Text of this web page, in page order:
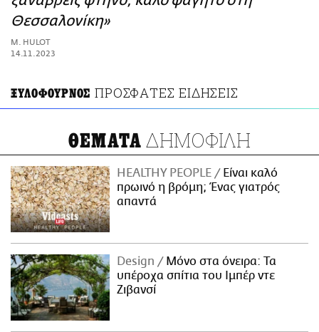
ΑΜΠΑ
PRINT
Θεσσαλονίκη»
M. HULOT
14.11.2023
ΞΥΛΟΦΟΥΡΝΟΣ ΠΡΟΣΦΑΤΕΣ ΕΙΔΗΣΕΙΣ
ΘΕΜΑΤΑ ΔΗΜΟΦΙΛΗ
HEALTHY PEOPLE
Είναι καλό
πρωινό η βρόμη; Ένας γιατρός
απαντά
Design
Μόνο στα όνειρα: Τα
υπέροχα σπίτια του Ιμπέρ ντε
Ζιβανσί